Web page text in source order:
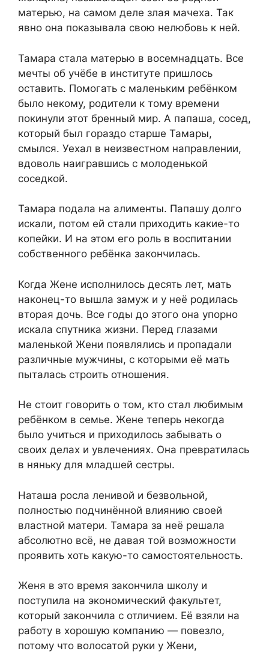
матерью, на самом деле злая мачеха. Так
явно она показывала свою нелюбовь к ней.
Тамара стала матерью в восемнадцать. Все
мечты об учёбе в институте пришлось
оставить. Помогать с маленьким ребёнком
было некому, родители к тому времени
покинули этот бренный мир. А папаша, сосед,
который был гораздо старше Тамары,
смылся. Уехал в неизвестном направлении,
вдоволь наигравшись с молоденькой
соседкой.
Тамара подала на алименты. Папашу долго
искали, потом ей стали приходить какие-то
копейки. И на этом его роль в воспитании
собственного ребёнка закончилась.
Когда Жене исполнилось десять лет, мать
наконец-то вышла замуж и у неё родилась
вторая дочь. Все годы до этого она упорно
искала спутника жизни. Перед глазами
маленькой Жени появлялись и пропадали
различные мужчины, с которыми её мать
пыталась строить отношения.
Не стоит говорить о том, кто стал любимым
ребёнком в семье. Жене теперь некогда
было учиться и приходилось забывать о
своих делах и увлечениях. Она превратилась
в няньку для младшей сестры.
Наташа росла ленивой и безвольной,
полностью подчинённой влиянию своей
властной матери. Тамара за неё решала
абсолютно всё, не давая той возможности
проявить хоть какую-то самостоятельность.
Женя в это время закончила школу и
поступила на экономический факультет,
который закончила с отличием. Её взяли на
работу в хорошую компанию — повезло,
потому что волосатой руки у Жени,